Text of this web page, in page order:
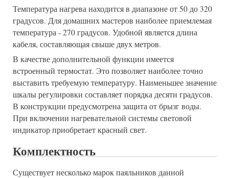
Температура нагрева находится в диапазоне от 50 до 320
градусов. Для домашних мастеров наиболее приемлемая
температура - 270 градусов. Удобной является длина
кабеля, составляющая свыше двух метров.
В качестве дополнительной функции имеется
встроенный термостат. Это позволяет наиболее точно
выставить требуемую температуру. Наименьшее значение
шкалы регулировки составляет порядка десяти градусов.
В конструкции предусмотрена защита от брызг воды.
При включении нагревательной системы световой
индикатор приобретает красный свет.
Комплектность
Существует несколько марок паяльников данной